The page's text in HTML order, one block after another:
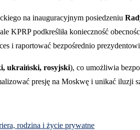
na inauguracyjnym posiedzeniu
KPRP podkreśliła konieczność
i raportować bezpośrednio
ukraiński, rosyjski), co umożliwia
presję na Moskwę i unikać iluzji
rodzina i życie prywatne